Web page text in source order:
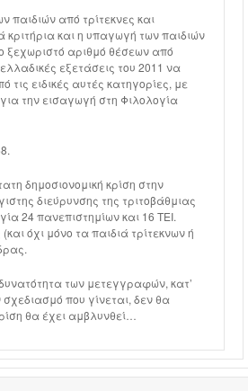
από τρίτεκνες και
κριτήρια και η υπαγωγή των παιδιών
ξεχωριστό αριθμό θέσεων από
εξετάσεις του 2011 να
ειδικές αυτές κατηγορίες, με
την εισαγωγή στη Φιλολογία
δημοσιονομική κρίση στην
διεύρυνσης της τριτοβάθμιας
24 πανεπιστημίων και 16 ΤΕΙ.
όχι μόνο τα παιδιά τρίτεκνων ή
των μετεγγραφών, κατ’
που γίνεται, δεν θα
θα έχει αμβλυνθεί…